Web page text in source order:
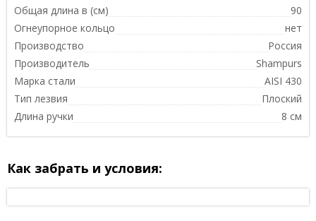
Общая длина в (см)
90
Огнеупорное кольцо
нет
Производство
Россия
Производитель
Shampurs
Марка стали
AISI 430
Тип лезвия
Плоский
Длина ручки
8 см
Как забрать и условия: